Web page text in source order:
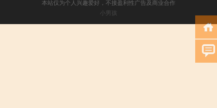
本站仅为个人兴趣爱好，不接盈利性广告及商业合作
小男孩